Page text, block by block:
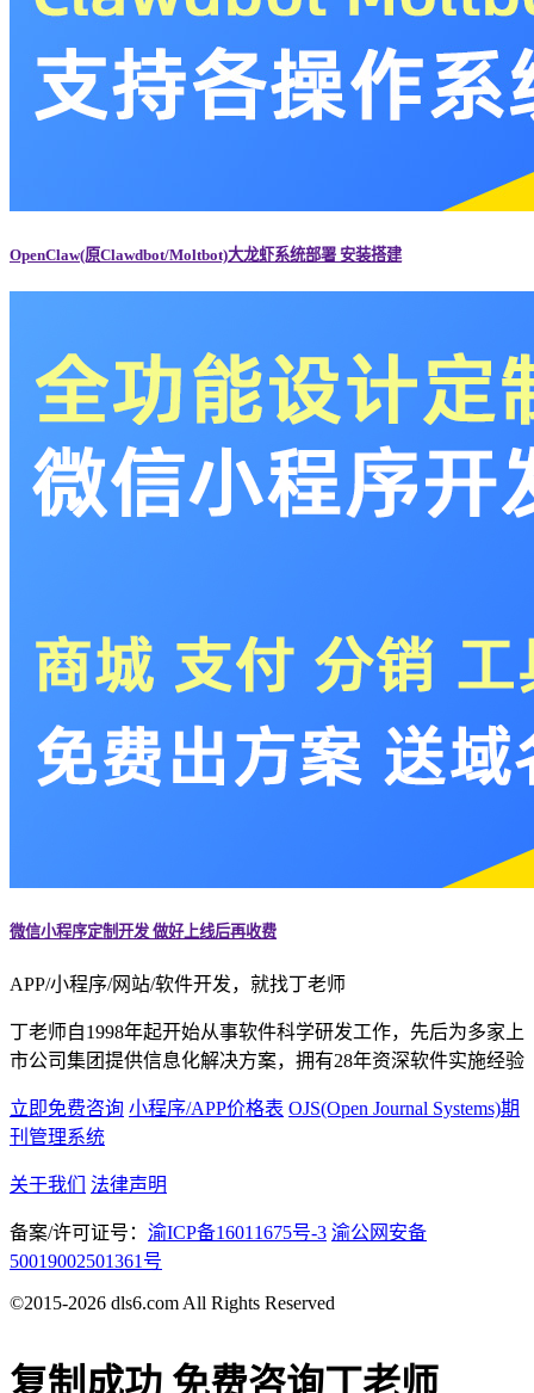
OpenClaw(原Clawdbot/Moltbot)大龙虾系统部署 安装搭建
微信小程序定制开发 做好上线后再收费
APP/小程序/网站/软件开发，就找丁老师
丁老师自1998年起开始从事软件科学研发工作，先后为多家上
市公司集团提供信息化解决方案，拥有28年资深软件实施经验
立即免费咨询 小程序/APP价格表 OJS(Open Journal Systems)期
刊管理系统
关于我们 法律声明
备案/许可证号： 渝ICP备16011675号-3 渝公网安备
50019002501361号
©2015-2026 dls6.com All Rights Reserved
复制成功 免费咨询丁老师